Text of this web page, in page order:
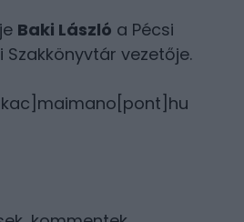
Baki László a Pécsi
vezetője.